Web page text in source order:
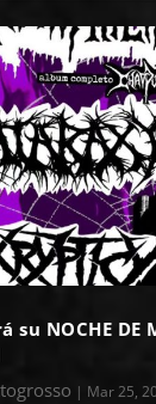
NOCHE DE
| Mar 25,